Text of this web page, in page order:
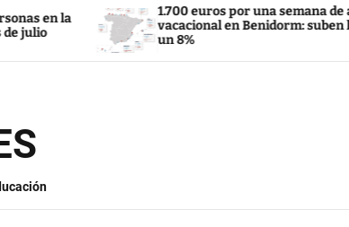
1.700 euros por una semana de alquiler
vacacional en Benidorm: suben los precios